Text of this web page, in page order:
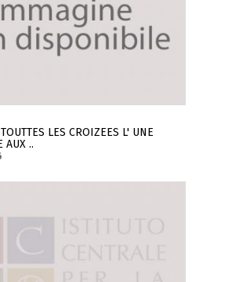
LES CROIZEES L' UNE
AUX ..